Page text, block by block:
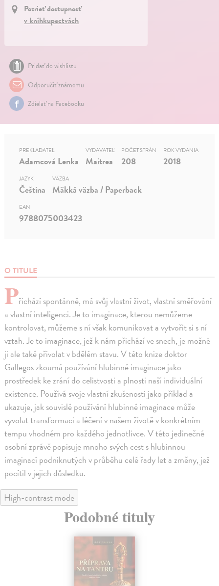
Pozrieť dostupnosť
v kníhkupectvách
Pridať do wishlistu
Odporučiť známemu
Zdielať na Facebooku
O TITULE
Přichází spontánně, má svůj vlastní život, vlastní směřování
a vlastní inteligenci. Je to imaginace, kterou nemůžeme
kontrolovat, můžeme s ní však komunikovat a vytvořit si s ní
vztah. Je to imaginace, jež k nám přichází ve snech, je možné
ji ale také přivolat v bdělém stavu. V této knize doktor
Gallegos zkoumá používání hlubinné imaginace jako
prostředek ke zrání do celistvosti a plnosti naší individuální
existence. Používá svoje vlastní zkušenosti jako příklad a
ukazuje, jak souvislé používání hlubinné imaginace může
vyvolat transformaci a léčení v našem životě v konkrétním
tempu vhodném pro každého jednotlivce. V této jedinečné
osobní zprávě popisuje mnoho svých cest s hlubinnou
imaginací podniknutých v průběhu celé řady let a změny, jež
pocítil v jejich důsledku.
PREKLADATEĽ
Adamcová Lenka
VYDAVATEĽ
Maitrea
POČET STRÁN
208
ROK VYDANIA
2018
JAZYK
Čeština
VÄZBA
Mäkká väzba / Paperback
EAN
9788075003423
High-contrast mode
Podobné tituly